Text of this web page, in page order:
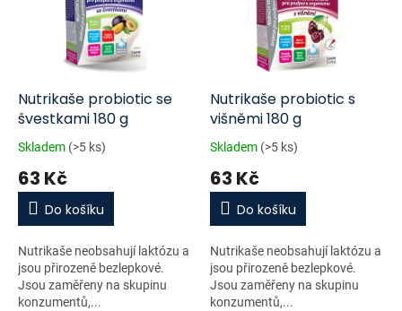
ů
d
u
Nutrikaše probiotic se
švestkami 180 g
Skladem (>5 ks)
63 Kč
Do košíku
Nutrikaše neobsahují laktózu a
jsou přirozeně bezlepkové.
Jsou zaměřeny na skupinu
konzumentů,...
Nutrikaše probiotic s
višněmi 180 g
Skladem (>5 ks)
63 Kč
Do košíku
Nutrikaše neobsahují laktózu a
jsou přirozeně bezlepkové.
Jsou zaměřeny na skupinu
konzumentů,...